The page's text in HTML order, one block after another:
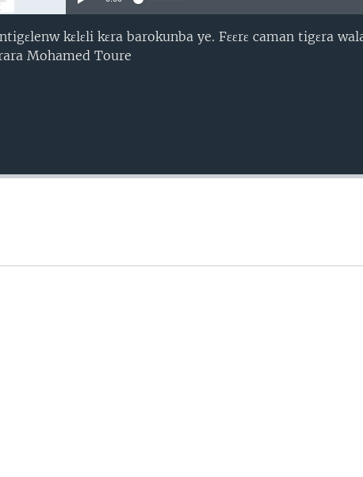
kɛlɛli kɛra barokunba ye. Fɛɛrɛ caman tigɛra
Mohamed Toure